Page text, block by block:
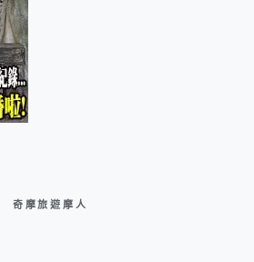
奇摩旅遊摩人